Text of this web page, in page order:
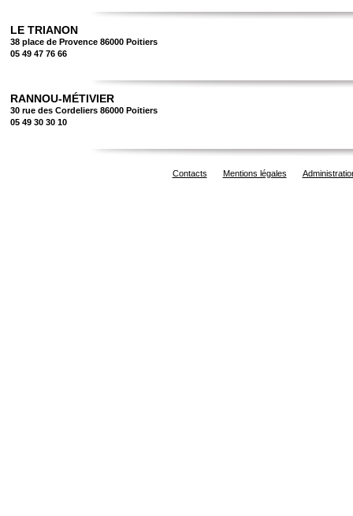
LE TRIANON
38 place de Provence 86000 Poitiers
05 49 47 76 66
RANNOU-MÉTIVIER
30 rue des Cordeliers 86000 Poitiers
05 49 30 30 10
Contacts Mentions légales